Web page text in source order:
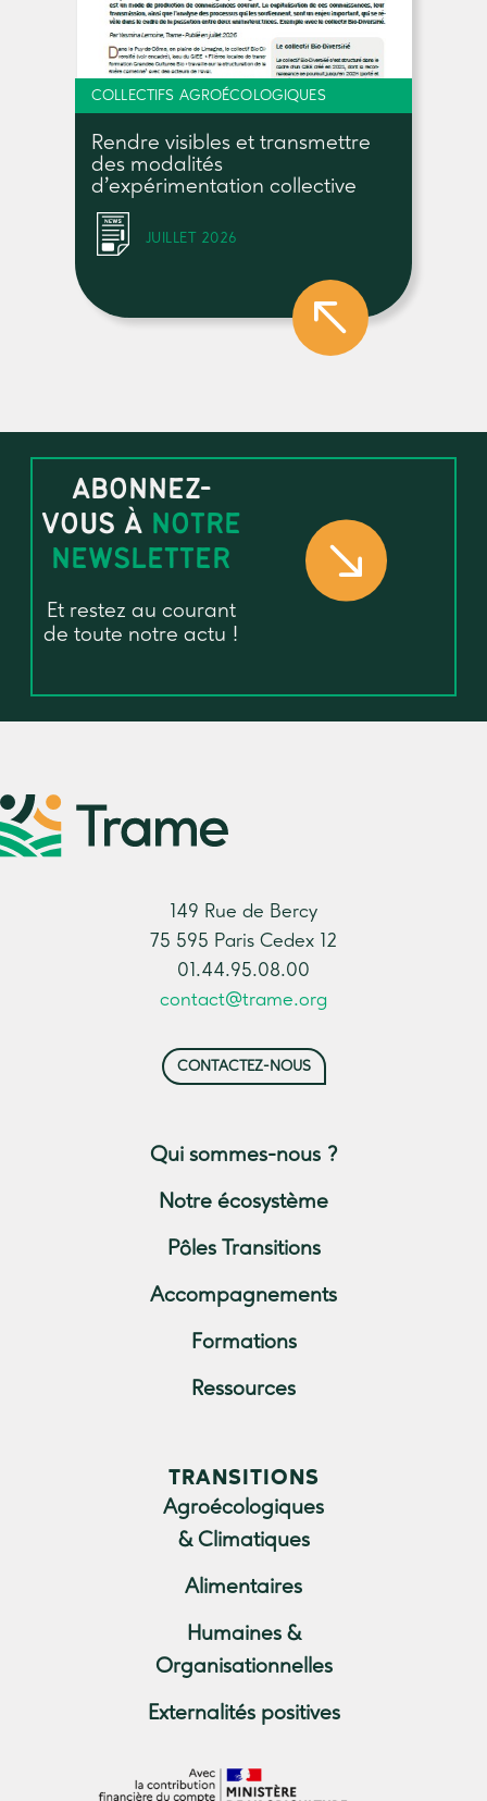
COLLECTIFS AGROÉCOLOGIQUES
Rendre visibles et transmettre
des modalités
d’expérimentation collective
JUILLET 2026
ABONNEZ-
VOUS À NOTRE
NEWSLETTER
Et restez au courant
de toute notre actu !
149 Rue de Bercy
75 595 Paris Cedex 12
01.44.95.08.00
contact@trame.org
CONTACTEZ-NOUS
Qui sommes-nous ?
Notre écosystème
Pôles Transitions
Accompagnements
Formations
Ressources
TRANSITIONS
Agroécologiques
& Climatiques
Alimentaires
Humaines &
Organisationnelles
Externalités positives